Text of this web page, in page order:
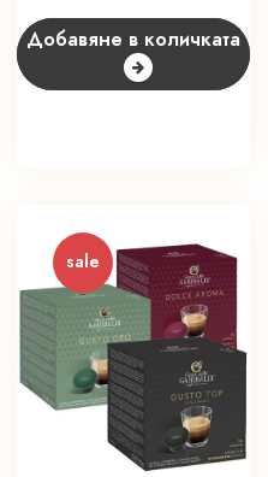
13,40 €
(26.21
лв.).
11,86 €
(23.20
лв.).
Добавяне в количката
sale